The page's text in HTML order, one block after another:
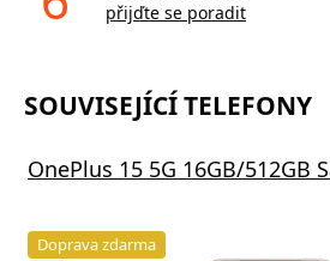
přijďte se poradit
SOUVISEJÍCÍ TELEFONY
OnePlus 15 5G 16GB/512GB
Doprava zdarma